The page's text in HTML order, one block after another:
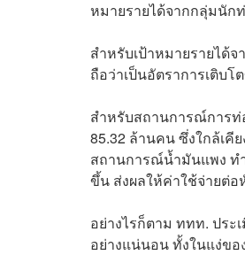
หมายรายได้จากกลุ่มนัก
สำหรับเป้าหมายรายได้
ถือว่าเป็นอัตราการเติบ
สำหรับสถานการณ์การท่
85.32 ล้านคน ซึ่งใกล้เคี
สถานการณ์น้ำมันแพง ท
ขึ้น ส่งผลให้ค่าใช้จ่ายต่อ
อย่างไรก็ตาม ททท. ปร
อย่างแน่นอน ทั้งในแง่ขอ